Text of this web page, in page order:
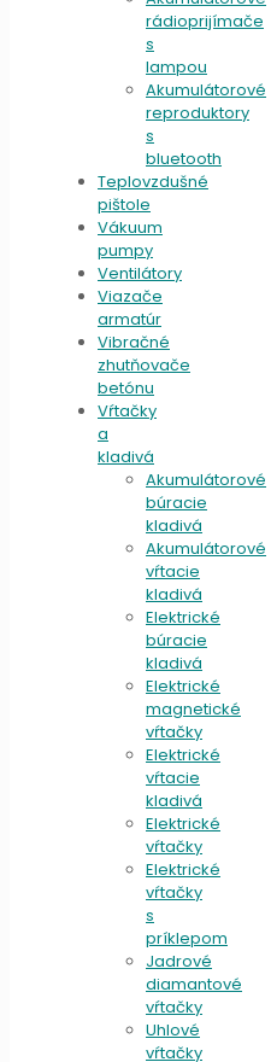
rádioprijímače
s
lampou
Akumulátorové
reproduktory
s
bluetooth
Teplovzdušné
pištole
Vákuum
pumpy
Ventilátory
Viazače
armatúr
Vibračné
zhutňovače
betónu
Vŕtačky
a
kladivá
Akumulátorové
búracie
kladivá
Akumulátorové
vŕtacie
kladivá
Elektrické
búracie
kladivá
Elektrické
magnetické
vŕtačky
Elektrické
vŕtacie
kladivá
Elektrické
vŕtačky
Elektrické
vŕtačky
s
príklepom
Jadrové
diamantové
vŕtačky
Uhlové
vŕtačky